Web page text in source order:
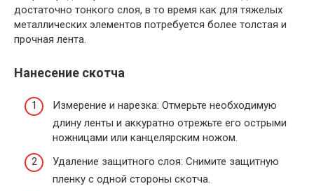
достаточно тонкого слоя, в то время как для тяжелых
металлических элементов потребуется более толстая и
прочная лента.
Нанесение скотча
Измерение и нарезка: Отмерьте необходимую
длину ленты и аккуратно отрежьте его острыми
ножницами или канцелярским ножом.
Удаление защитного слоя: Снимите защитную
пленку с одной стороны скотча.